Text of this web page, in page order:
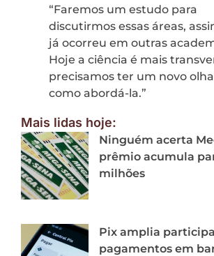
“Faremos um estudo para
discutirmos essas áreas,
já ocorreu em outras
Hoje a ciência é mais
precisamos ter um novo
como abordá-la.”
Mais lidas hoje:
Ninguém acerta
prêmio acumula
milhões
Pix amplia
pagamentos em